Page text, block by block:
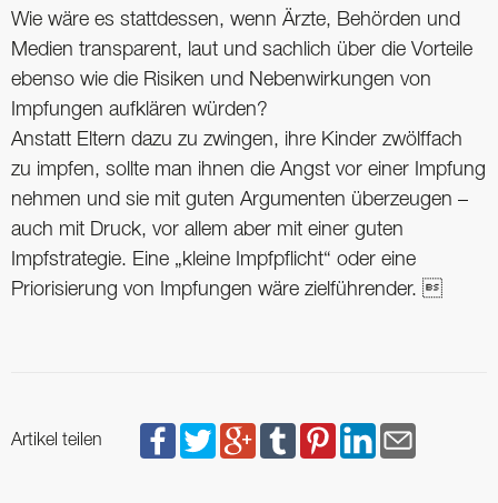
Wie wäre es stattdessen, wenn Ärzte, Behörden und
Medien transparent, laut und sachlich über die Vorteile
ebenso wie die Risiken und Nebenwirkungen von
Impfungen aufklären würden?
Anstatt Eltern dazu zu zwingen, ihre Kinder zwölffach
zu impfen, sollte man ihnen die Angst vor einer Impfung
nehmen und sie mit guten Argumenten überzeugen –
auch mit Druck, vor allem aber mit einer guten
Impfstrategie. Eine „kleine Impfpflicht“ oder eine
Priorisierung von Impfungen wäre zielführender. 
Artikel teilen